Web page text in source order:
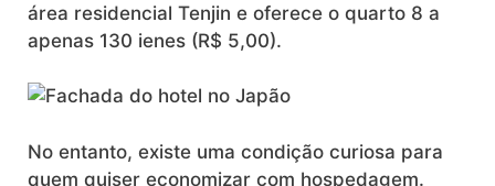
área residencial Tenjin e oferece o quarto 8 a
apenas 130 ienes (R$ 5,00).
No entanto, existe uma condição curiosa para
quem quiser economizar com hospedagem.